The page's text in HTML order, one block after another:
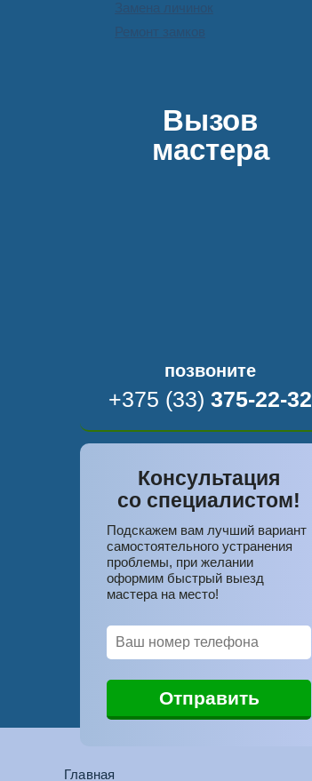
Замена личинок
Ремонт замков
Вызов
мастера
позвоните
+375 (33) 375-22-32
Консультация
со специалистом!
Подскажем вам лучший вариант
самостоятельного устранения
проблемы, при желании
оформим быстрый выезд
мастера на место!
Главная